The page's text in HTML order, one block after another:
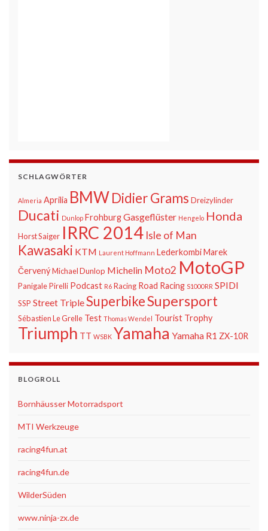
SCHLAGWÖRTER
Almeria Aprilia BMWDidier Grams Dreizylinder
Ducati Dunlop FrohburgGasgeflüster Hengelo Honda
Horst Saiger IRRC 2014 Isle of Man
Kawasaki KTM Laurent Hoffmann LederkombiMarek
ČervenýMichael Dunlop Michelin Moto2 MotoGP
PanigalePirelli Podcast R6 Racing Road Racing S1000RR SPIDI
SSP Street TripleSuperbikeSupersport
Sébastien Le Grelle Test Thomas Wendel Tourist Trophy
Triumph TT WSBK Yamaha Yamaha R1 ZX-10R
BLOGROLL
Bornhäusser Motorradsport
MTI Werkzeuge
racing4fun.at
racing4fun.de
WilderSüden
www.ninja-zx.de